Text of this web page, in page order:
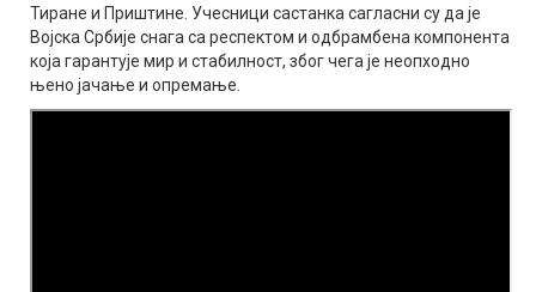
Тиране и Приштине. Учесници састанка сагласни су да је
Војска Србије снага са респектом и одбрамбена компонента
која гарантује мир и стабилност, због чега је неопходно
њено јачање и опремање.